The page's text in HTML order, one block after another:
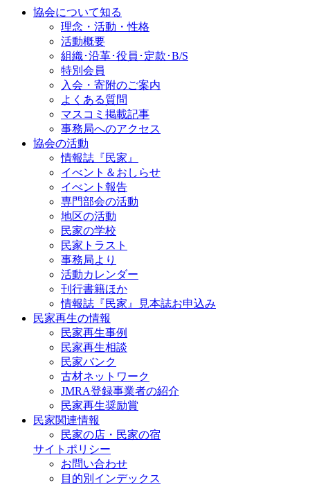
協会について知る
理念・活動・性格
活動概要
組織･沿革･役員･定款･B/S
特別会員
入会・寄附のご案内
よくある質問
マスコミ掲載記事
事務局へのアクセス
協会の活動
情報誌『民家』
イべント＆おしらせ
イべント報告
専門部会の活動
地区の活動
民家の学校
民家トラスト
事務局より
活動カレンダー
刊行書籍ほか
情報誌『民家』見本誌お申込み
民家再生の情報
民家再生事例
民家再生相談
民家バンク
古材ネットワーク
JMRA登録事業者の紹介
民家再生奨励賞
民家関連情報
民家の店・民家の宿
サイトポリシー
お問い合わせ
目的別インデックス